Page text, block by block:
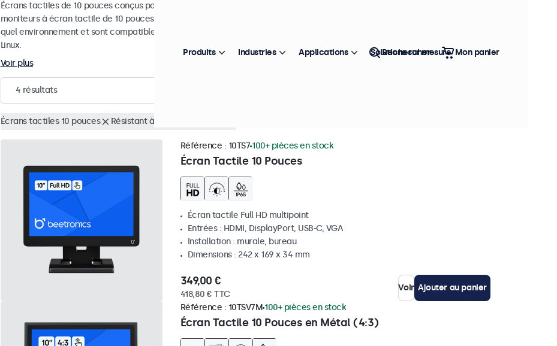
Écrans tactiles de 10 pouces conçus pour les applications professionnelles et une utilisation continue. Ces
moniteurs à écran tactile de 10 pouces sont faciles à intégrer dans n'importe quelle application et n'importe
quel environnement et sont compatibles avec les systèmes d'exploitation Windows, macOS, ChromeOS et
Linux.
Voir plus
4 résultats
Écrans tactiles 10 pouces Résistant à la possière (IP65)
Écran Tactile 10 Pouces
Référence : 10TS7 100+ pièces en stock
Écran tactile Full HD multipoint
Entrées : HDMI, DisplayPort, USB-C, VGA
Installation : murale, bureau
Dimensions : 242 x 169 x 34 mm
349,00 €
418,80 € TTC
Voir Ajouter au panier
Écran Tactile 10 Pouces en Métal (4:3)
Référence : 10TSV7M 100+ pièces en stock
Produits Industries Applications Solutions sur mesure
Rechercher Mon panier